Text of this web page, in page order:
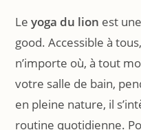
Leyoga du lion est
good. Accessible à
n’importe où, à tout
votre salle de bain,
en pleine nature, il
routine quotidienne.